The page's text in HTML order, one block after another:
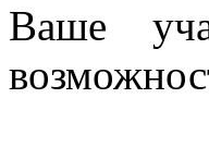
Ваше